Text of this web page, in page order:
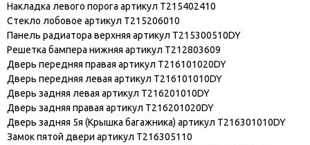
Накладка левого порога артикул T215402410
Стекло лобовое артикул T215206010
Панель радиатора верхняя артикул T215300510DY
Решетка бампера нижняя артикул T212803609
Дверь передняя правая артикул T216101020DY
Дверь передняя левая артикул T216101010DY
Дверь задняя левая артикул T216201010DY
Дверь задняя правая артикул T216201020DY
Дверь задняя 5я (Крышка багажника) артикул T216301010DY
Замок пятой двери артикул T216305110